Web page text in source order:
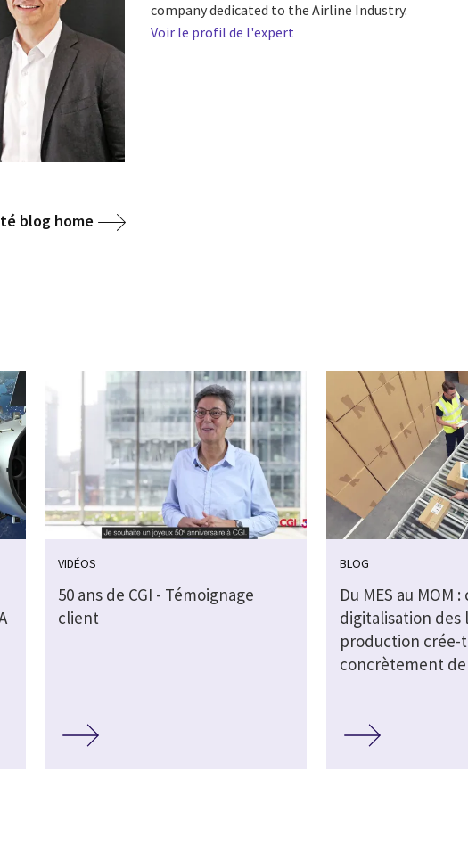
company dedicated to the Airline Industry.
Voir le profil de l'expert
blog home
VIDÉOS
50 ans de CGI - Témoignage
client
BLOG
Du MES au MOM
digitalisation des
production crée-
concrètement de